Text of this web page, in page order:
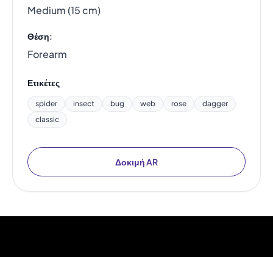
Medium (15 cm)
Θέση:
Forearm
Ετικέτες
spider insect bug web rose
dagger
classic
Δοκιμή AR